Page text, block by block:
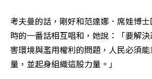
考夫曼的話，剛好和范達娜．席娃博
時的一番話相互唱和，她說：「要解
害環境與濫用權利的問題，人民必須
量，並起身組織這股力量。」